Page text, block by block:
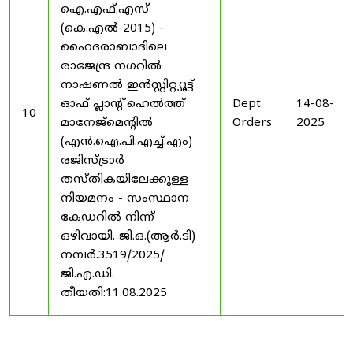
10
ഐ.എഫ്.എസ്
(കെ.എൽ-2015) -
ഹൈദരാബാദിലെ
രാജേന്ദ്ര നഗറിൽ
നാഷണൽ ഇൻസ്റ്റിറ്റ്യൂട്ട്
ഓഫ് പ്ലാന്റ് ഹെൽത്ത്
മാനേജ്‌മെന്റിൽ
(എൻ.ഐ.പി.എച്ച്.എം)
രജിസ്ട്രാർ
തസ്തികയിലേക്കുള്ള
നിയമനം - സംസ്ഥാന
കേഡറിൽ നിന്ന്
ഒഴിവായി. ജി.ഒ.(ആർ.ടി)
നമ്പർ.3519/2025/
ജി.എ.ഡി.
തീയതി:11.08.2025
Dept
Orders
14-08-
2025